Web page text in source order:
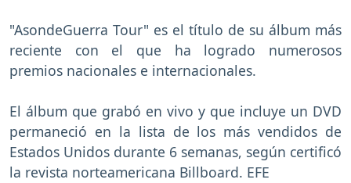
"AsondeGuerra Tour" es el título de su álbum más
reciente con el que ha logrado numerosos
premios nacionales e internacionales.
El álbum que grabó en vivo y que incluye un DVD
permaneció en la lista de los más vendidos de
Estados Unidos durante 6 semanas, según certificó
la revista norteamericana Billboard. EFE